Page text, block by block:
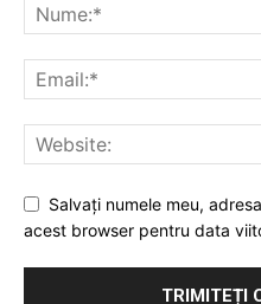
Salvați numele meu,
acest browser pentru data